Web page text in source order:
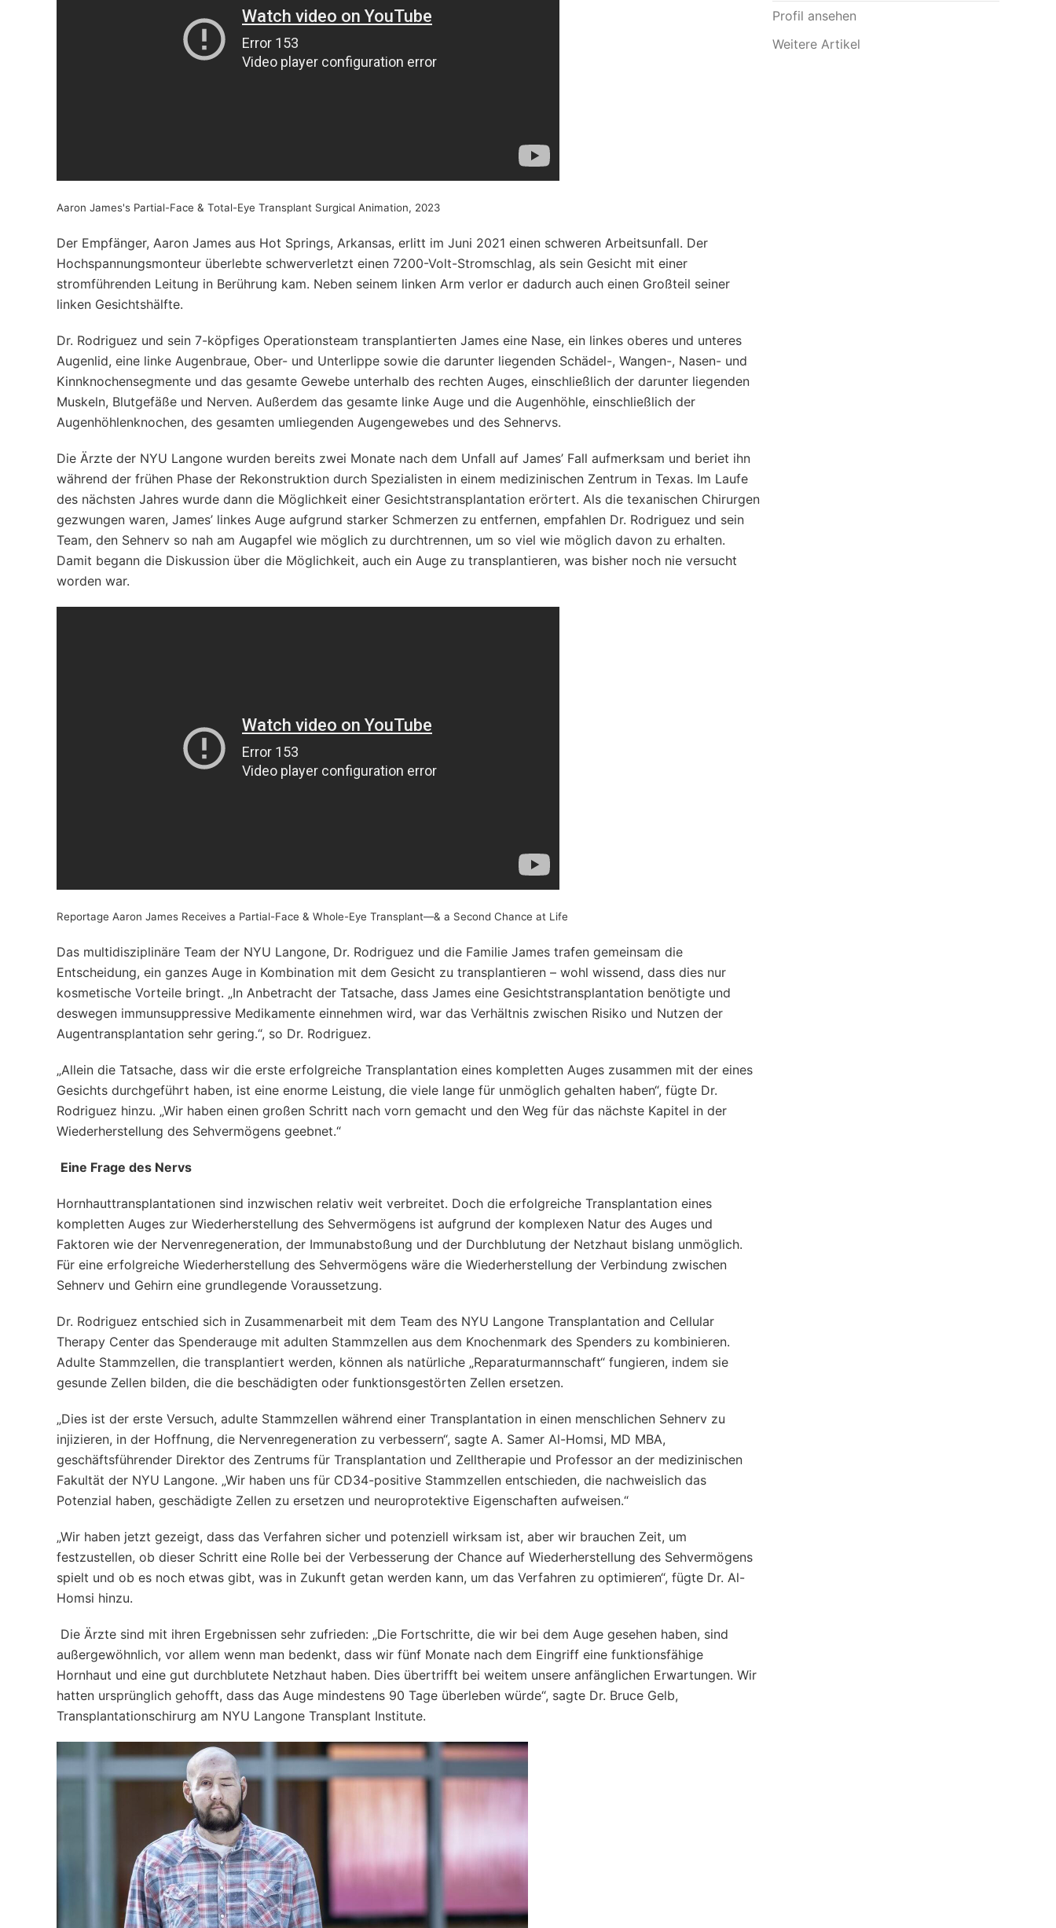
Aaron James's Partial-Face & Total-Eye Transplant Surgical Animation, 2023
Der Empfänger, Aaron James aus Hot Springs, Arkansas, erlitt im Juni 2021 einen schweren Arbeitsunfall. Der
Hochspannungsmonteur überlebte schwerverletzt einen 7200-Volt-Stromschlag, als sein Gesicht mit einer
stromführenden Leitung in Berührung kam. Neben seinem linken Arm verlor er dadurch auch einen Großteil seiner
linken Gesichtshälfte.
Dr. Rodriguez und sein 7-köpfiges Operationsteam transplantierten James eine Nase, ein linkes oberes und unteres
Augenlid, eine linke Augenbraue, Ober- und Unterlippe sowie die darunter liegenden Schädel-, Wangen-, Nasen- und
Kinnknochensegmente und das gesamte Gewebe unterhalb des rechten Auges, einschließlich der darunter liegenden
Muskeln, Blutgefäße und Nerven. Außerdem das gesamte linke Auge und die Augenhöhle, einschließlich der
Augenhöhlenknochen, des gesamten umliegenden Augengewebes und des Sehnervs.
Die Ärzte der NYU Langone wurden bereits zwei Monate nach dem Unfall auf James’ Fall aufmerksam und beriet ihn
während der frühen Phase der Rekonstruktion durch Spezialisten in einem medizinischen Zentrum in Texas. Im Laufe
des nächsten Jahres wurde dann die Möglichkeit einer Gesichtstransplantation erörtert. Als die texanischen Chirurgen
gezwungen waren, James’ linkes Auge aufgrund starker Schmerzen zu entfernen, empfahlen Dr. Rodriguez und sein
Team, den Sehnerv so nah am Augapfel wie möglich zu durchtrennen, um so viel wie möglich davon zu erhalten.
Damit begann die Diskussion über die Möglichkeit, auch ein Auge zu transplantieren, was bisher noch nie versucht
worden war.
Reportage Aaron James Receives a Partial-Face & Whole-Eye Transplant—& a Second Chance at Life
Das multidisziplinäre Team der NYU Langone, Dr. Rodriguez und die Familie James trafen gemeinsam die
Entscheidung, ein ganzes Auge in Kombination mit dem Gesicht zu transplantieren – wohl wissend, dass dies nur
kosmetische Vorteile bringt. „In Anbetracht der Tatsache, dass James eine Gesichtstransplantation benötigte und
deswegen immunsuppressive Medikamente einnehmen wird, war das Verhältnis zwischen Risiko und Nutzen der
Augentransplantation sehr gering.“, so Dr. Rodriguez.
„Allein die Tatsache, dass wir die erste erfolgreiche Transplantation eines kompletten Auges zusammen mit der eines
Gesichts durchgeführt haben, ist eine enorme Leistung, die viele lange für unmöglich gehalten haben“, fügte Dr.
Rodriguez hinzu. „Wir haben einen großen Schritt nach vorn gemacht und den Weg für das nächste Kapitel in der
Wiederherstellung des Sehvermögens geebnet.“
Eine Frage des Nervs
Hornhauttransplantationen sind inzwischen relativ weit verbreitet. Doch die erfolgreiche Transplantation eines
kompletten Auges zur Wiederherstellung des Sehvermögens ist aufgrund der komplexen Natur des Auges und
Faktoren wie der Nervenregeneration, der Immunabstoßung und der Durchblutung der Netzhaut bislang unmöglich.
Für eine erfolgreiche Wiederherstellung des Sehvermögens wäre die Wiederherstellung der Verbindung zwischen
Sehnerv und Gehirn eine grundlegende Voraussetzung.
Dr. Rodriguez entschied sich in Zusammenarbeit mit dem Team des NYU Langone Transplantation and Cellular
Therapy Center das Spenderauge mit adulten Stammzellen aus dem Knochenmark des Spenders zu kombinieren.
Adulte Stammzellen, die transplantiert werden, können als natürliche „Reparaturmannschaft“ fungieren, indem sie
gesunde Zellen bilden, die die beschädigten oder funktionsgestörten Zellen ersetzen.
„Dies ist der erste Versuch, adulte Stammzellen während einer Transplantation in einen menschlichen Sehnerv zu
injizieren, in der Hoffnung, die Nervenregeneration zu verbessern“, sagte A. Samer Al-Homsi, MD MBA,
geschäftsführender Direktor des Zentrums für Transplantation und Zelltherapie und Professor an der medizinischen
Fakultät der NYU Langone. „Wir haben uns für CD34-positive Stammzellen entschieden, die nachweislich das
Potenzial haben, geschädigte Zellen zu ersetzen und neuroprotektive Eigenschaften aufweisen.“
„Wir haben jetzt gezeigt, dass das Verfahren sicher und potenziell wirksam ist, aber wir brauchen Zeit, um
festzustellen, ob dieser Schritt eine Rolle bei der Verbesserung der Chance auf Wiederherstellung des Sehvermögens
spielt und ob es noch etwas gibt, was in Zukunft getan werden kann, um das Verfahren zu optimieren“, fügte Dr. Al-
Homsi hinzu.
Die Ärzte sind mit ihren Ergebnissen sehr zufrieden: „Die Fortschritte, die wir bei dem Auge gesehen haben, sind
außergewöhnlich, vor allem wenn man bedenkt, dass wir fünf Monate nach dem Eingriff eine funktionsfähige
Hornhaut und eine gut durchblutete Netzhaut haben. Dies übertrifft bei weitem unsere anfänglichen Erwartungen. Wir
hatten ursprünglich gehofft, dass das Auge mindestens 90 Tage überleben würde“, sagte Dr. Bruce Gelb,
Transplantationschirurg am NYU Langone Transplant Institute.
Profil ansehen
Weitere Artikel